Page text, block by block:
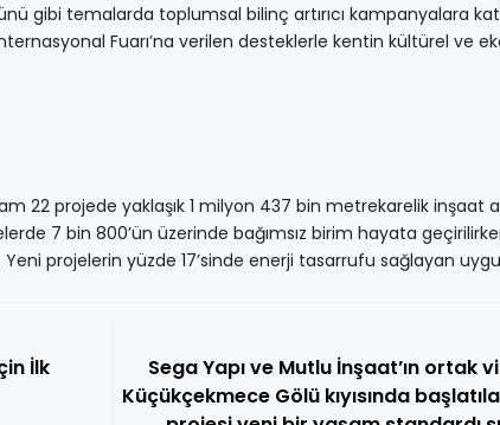
gibi temalarda toplumsal bilinç artırıcı kampanyalara
Fuarı’na verilen desteklerle kentin kültürel ve
22 projede yaklaşık 1 milyon 437 bin metrekarelik inşaat
7 bin 800’ün üzerinde bağımsız birim hayata
projelerin yüzde 17’sinde enerji tasarrufu sağlayan
İlk
Sega Yapı ve Mutlu İnşaat’ın ortak
Küçükçekmece Gölü kıyısında